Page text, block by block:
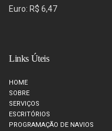
Euro: R$ 6,47
Links Úteis
HOME
SOBRE
SERVIÇOS
ESCRITÓRIOS
PROGRAMAÇÃO DE NAVIOS